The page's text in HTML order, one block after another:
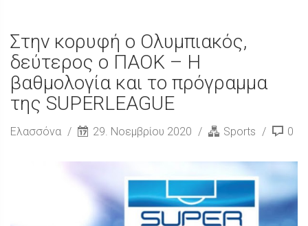
Στην κορυφή ο Ολυμπιακός,
δεύτερος ο ΠΑΟΚ – Η
βαθμολογία και το πρόγραμμα
της SUPERLEAGUE
Ελασσόνα 29. Νοεμβρίου 2020 Sports 0